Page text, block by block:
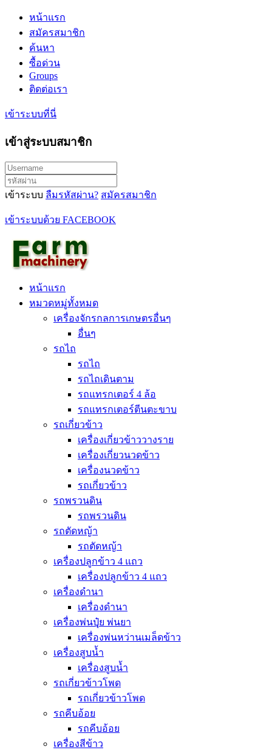
หน้าแรก
สมัครสมาชิก
ค้นหา
ซื้อด่วน
Groups
ติดต่อเรา
เข้าระบบที่นี่
เข้าสู่ระบบสมาชิก
เข้าระบบ ลืมรหัสผ่าน? สมัครสมาชิก
เข้าระบบด้วย FACEBOOK
หน้าแรก
หมวดหมู่ทั้งหมด
เครื่องจักรกลการเกษตรอื่นๆ
อื่นๆ
รถไถ
รถไถ
รถไถเดินตาม
รถแทรกเตอร์ 4 ล้อ
รถแทรกเตอร์ตีนตะขาบ
รถเกี่ยวข้าว
เครื่องเกี่ยวข้าววางราย
เครื่องเกี่ยวนวดข้าว
เครื่องนวดข้าว
รถเกี่ยวข้าว
รถพรวนดิน
รถพรวนดิน
รถตัดหญ้า
รถตัดหญ้า
เครื่องปลูกข้าว 4 แถว
เครื่องปลูกข้าว 4 แถว
เครื่องดำนา
เครื่องดำนา
เครื่องพ่นปุุ๋ย พ่นยา
เครื่องพ่นหว่านเมล็ดข้าว
เครื่องสูบน้ำ
เครื่องสูบน้ำ
รถเกี่ยวข้าวโพด
รถเกี่ยวข้าวโพด
รถคีบอ้อย
รถคีบอ้อย
เครื่องสีข้าว